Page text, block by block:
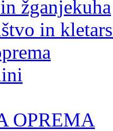
žganjekuha
in
OPREMA